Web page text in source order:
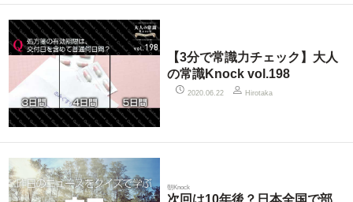
【3分で常識力チェック】大人
の常識Knock vol.198
2020.06.22 Hirotaka
朝Knock